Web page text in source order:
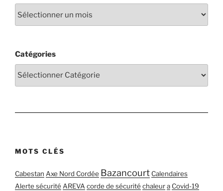
Catégories
MOTS CLÉS
Cabestan Axe Nord Cordée Bazancourt Calendaires
Alerte sécuritéAREVA corde de sécuritéchaleura Covid-19